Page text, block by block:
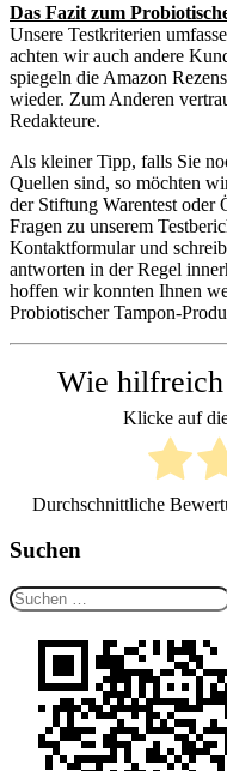
Das Fazit zum
Unsere Testkriterien
achten wir auch andere
spiegeln die Amazon
wieder. Zum Anderen
Redakteure.
Als kleiner Tipp, falls Sie
Quellen sind, so möchten
der Stiftung Warentest oder
Fragen zu unserem
Kontaktformular und
antworten in der Regel
hoffen wir konnten Ihnen
Probiotischer Tampon-
Wie hilfreich
Klicke auf
Durchschnittliche
Suchen
Suchen
nach: